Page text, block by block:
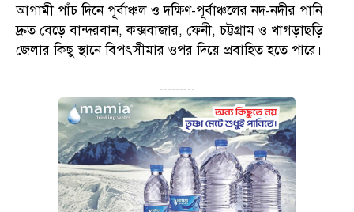
আগামী পাঁচ দিনে পূর্বাঞ্চল ও দক্ষিণ-পূর্বাঞ্চলের নদ-নদীর পানি
দ্রুত বেড়ে বান্দরবান, কক্সবাজার, ফেনী, চট্টগ্রাম ও খাগড়াছড়ি
জেলার কিছু স্থানে বিপৎসীমার ওপর দিয়ে প্রবাহিত হতে পারে।
---------